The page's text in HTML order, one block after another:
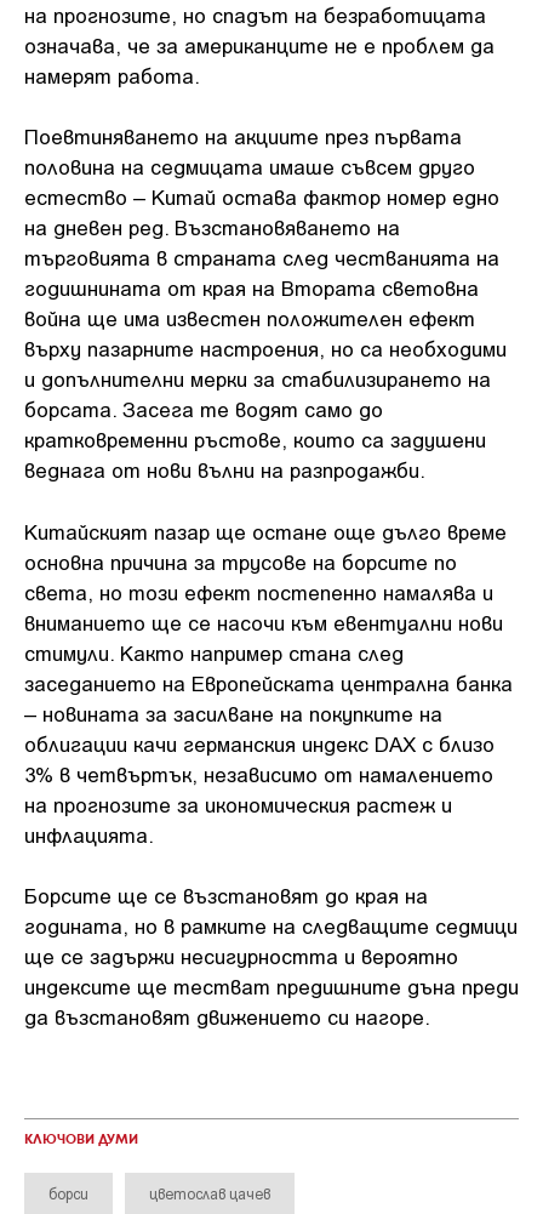
на прогнозите, но спадът на безработицата
означава, че за американците не е проблем да
намерят работа.
Поевтиняването на акциите през първата
половина на седмицата имаше съвсем друго
естество – Китай остава фактор номер едно
на дневен ред. Възстановяването на
търговията в страната след честванията на
годишнината от края на Втората световна
война ще има известен положителен ефект
върху пазарните настроения, но са необходими
и допълнителни мерки за стабилизирането на
борсата. Засега те водят само до
кратковременни ръстове, които са задушени
веднага от нови вълни на разпродажби.
Китайският пазар ще остане още дълго време
основна причина за трусове на борсите по
света, но този ефект постепенно намалява и
вниманието ще се насочи към евентуални нови
стимули. Както например стана след
заседанието на Европейската централна банка
– новината за засилване на покупките на
облигации качи германския индекс DAX с близо
3% в четвъртък, независимо от намалението
на прогнозите за икономическия растеж и
инфлацията.
Борсите ще се възстановят до края на
годината, но в рамките на следващите седмици
ще се задържи несигурността и вероятно
индексите ще тестват предишните дъна преди
да възстановят движението си нагоре.
КЛЮЧОВИ ДУМИ
борси цветослав цачев